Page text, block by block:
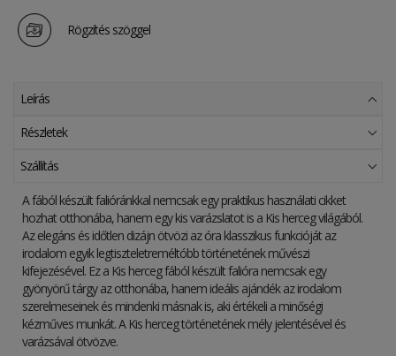
Rögzítés szöggel
Leírás
Részletek
Szállítás
A fából készült falióránkkal nemcsak egy praktikus használati cikket
hozhat otthonába, hanem egy kis varázslatot is a Kis herceg világából.
Az elegáns és időtlen dizájn ötvözi az óra klasszikus funkcióját az
irodalom egyik legtiszteletreméltóbb történetének művészi
kifejezésével. Ez a Kis herceg fából készült falióra nemcsak egy
gyönyörű tárgy az otthonába, hanem ideális ajándék az irodalom
szerelmeseinek és mindenki másnak is, aki értékeli a minőségi
kézműves munkát. A Kis herceg történetének mély jelentésével és
varázsával ötvözve.